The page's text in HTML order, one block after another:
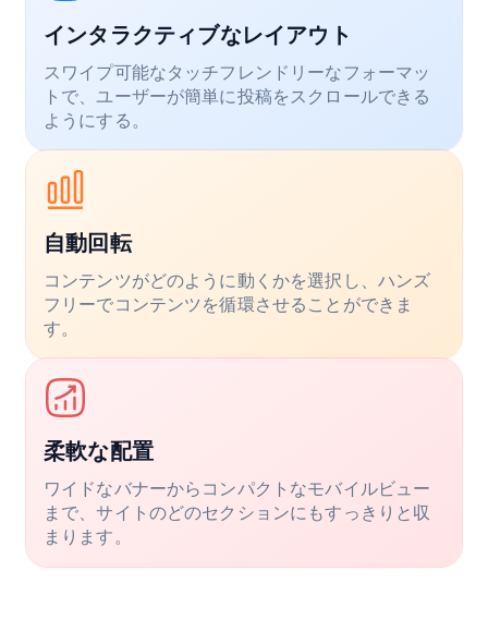
インタラクティブなレイアウト
スワイプ可能なタッチフレンドリーなフォーマッ
トで、ユーザーが簡単に投稿をスクロールできる
ようにする。
自動回転
コンテンツがどのように動くかを選択し、ハンズ
フリーでコンテンツを循環させることができま
す。
柔軟な配置
ワイドなバナーからコンパクトなモバイルビュー
まで、サイトのどのセクションにもすっきりと収
まります。